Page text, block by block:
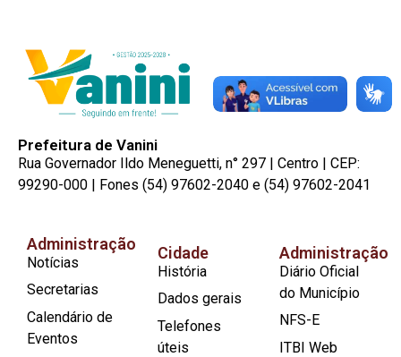
Prefeitura de Vanini
Rua Governador Ildo Meneguetti, n° 297 | Centro | CEP:
99290-000 | Fones (54) 97602-2040 e (54) 97602-2041
Administração
Notícias
Secretarias
Calendário de
Eventos
Cidade
História
Dados gerais
Telefones
úteis
Administração
Diário Oficial
do Município
NFS-E
ITBI Web